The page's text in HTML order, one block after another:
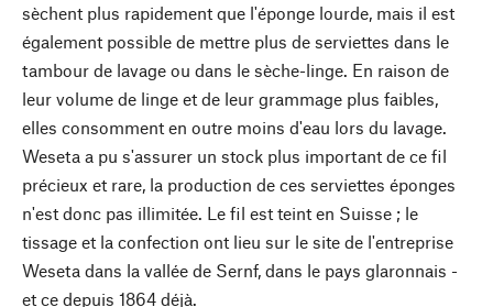
sèchent plus rapidement que l'éponge lourde, mais il est
également possible de mettre plus de serviettes dans le
tambour de lavage ou dans le sèche-linge. En raison de
leur volume de linge et de leur grammage plus faibles,
elles consomment en outre moins d'eau lors du lavage.
Weseta a pu s'assurer un stock plus important de ce fil
précieux et rare, la production de ces serviettes éponges
n'est donc pas illimitée. Le fil est teint en Suisse ; le
tissage et la confection ont lieu sur le site de l'entreprise
Weseta dans la vallée de Sernf, dans le pays glaronnais -
et ce depuis 1864 déjà.